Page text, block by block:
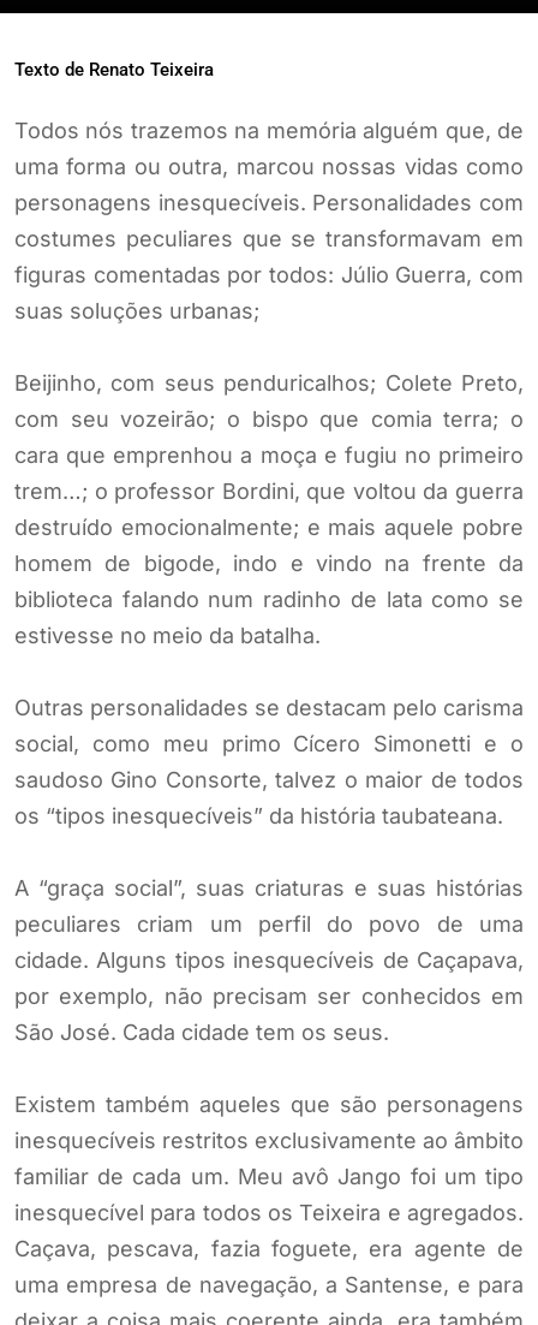
Texto de Renato Teixeira
Todos nós trazemos na memória alguém que, de
uma forma ou outra, marcou nossas vidas como
personagens inesquecíveis. Personalidades com
costumes peculiares que se transformavam em
figuras comentadas por todos: Júlio Guerra, com
suas soluções urbanas;
Beijinho, com seus penduricalhos; Colete Preto,
com seu vozeirão; o bispo que comia terra; o
cara que emprenhou a moça e fugiu no primeiro
trem…; o professor Bordini, que voltou da guerra
destruído emocionalmente; e mais aquele pobre
homem de bigode, indo e vindo na frente da
biblioteca falando num radinho de lata como se
estivesse no meio da batalha.
Outras personalidades se destacam pelo carisma
social, como meu primo Cícero Simonetti e o
saudoso Gino Consorte, talvez o maior de todos
os “tipos inesquecíveis” da história taubateana.
A “graça social”, suas criaturas e suas histórias
peculiares criam um perfil do povo de uma
cidade. Alguns tipos inesquecíveis de Caçapava,
por exemplo, não precisam ser conhecidos em
São José. Cada cidade tem os seus.
Existem também aqueles que são personagens
inesquecíveis restritos exclusivamente ao âmbito
familiar de cada um. Meu avô Jango foi um tipo
inesquecível para todos os Teixeira e agregados.
Caçava, pescava, fazia foguete, era agente de
uma empresa de navegação, a Santense, e para